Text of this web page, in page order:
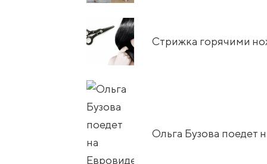
Стрижка горячими
Ольга Бузова поедет